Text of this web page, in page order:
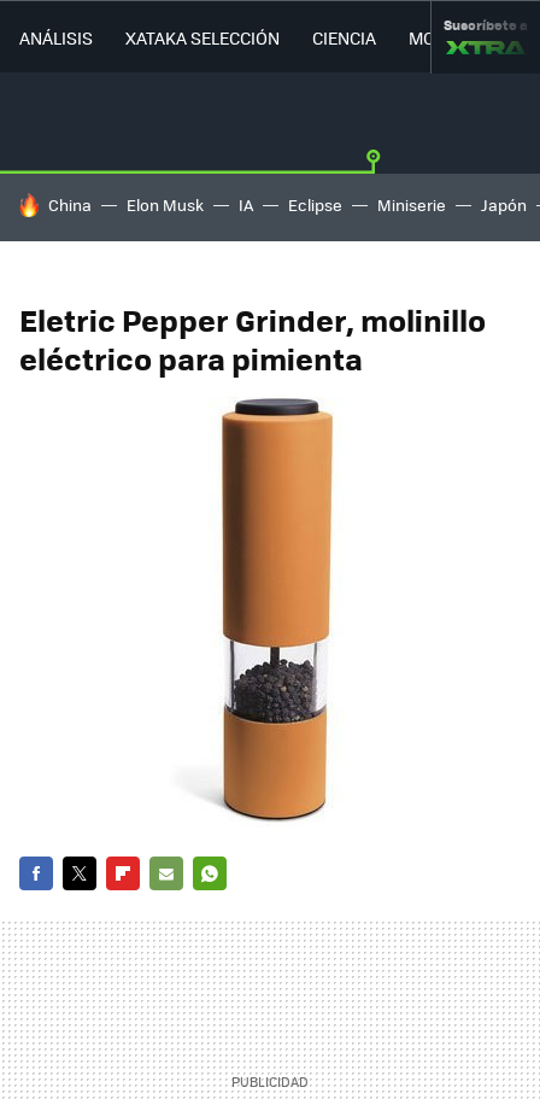
ANÁLISIS XATAKA SELECCIÓN CIENCIA MOVILIDAD
Suscríbete a
HOY SE HABLA DE
China Elon Musk IA Eclipse Miniserie Japón
Eletric Pepper Grinder, molinillo
eléctrico para pimienta
MAIL